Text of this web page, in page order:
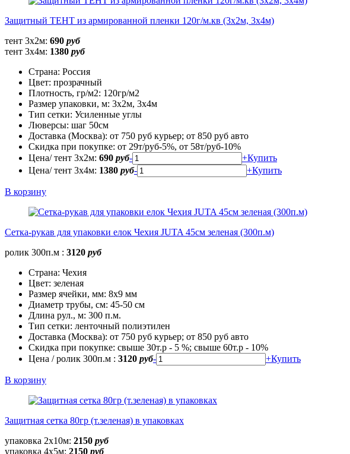
Защитный ТЕНТ из армированной пленки 120г/м.кв (3х2м, 3х4м)
тент 3х2м: 690 руб
тент 3х4м: 1380 руб
Страна: Россия
Цвет: прозрачный
Плотность, гр/м2: 120гр/м2
Размер упаковки, м: 3х2м, 3х4м
Тип сетки: Усиленные углы
Люверсы: шаг 50см
Доставка (Москва): от 750 руб курьер; от 850 руб авто
Скидка при покупке: от 29т/руб-5%, от 58т/руб-10%
Цена/ тент 3х2м: 690 руб- +Купить
Цена/ тент 3х4м: 1380 руб- +Купить
В корзину
Сетка-рукав для упаковки елок Чехия JUTA 45см зеленая (300п.м)
ролик 300п.м : 3120 руб
Страна: Чехия
Цвет: зеленая
Размер ячейки, мм: 8х9 мм
Диаметр трубы, cм: 45-50 см
Длина рул., м: 300 п.м.
Тип сетки: ленточный полиэтилен
Доставка (Москва): от 750 руб курьер; от 850 руб авто
Скидка при покупке: свыше 30т.р - 5 %; свыше 60т.р - 10%
Цена / ролик 300п.м : 3120 руб- +Купить
В корзину
Защитная сетка 80гр (т.зеленая) в упаковках
упаковка 2х10м: 2150 руб
упаковка 4х5м: 2150 руб